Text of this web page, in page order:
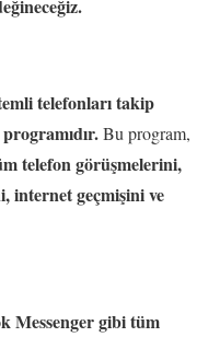
telefonları takip
Bu program,
telefon görüşmelerini,
internet geçmişini ve
Messenger gibi tüm